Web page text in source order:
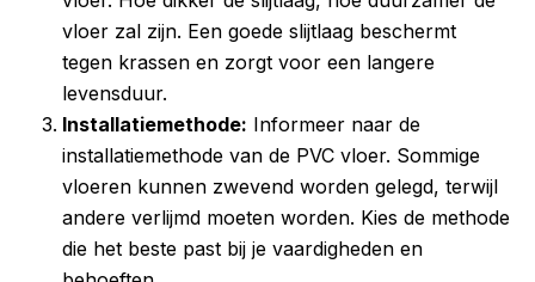
vloer zal zijn. Een goede slijtlaag beschermt
tegen krassen en zorgt voor een langere
levensduur.
Installatiemethode: Informeer naar de
installatiemethode van de PVC vloer. Sommige
vloeren kunnen zwevend worden gelegd, terwijl
andere verlijmd moeten worden. Kies de methode
die het beste past bij je vaardigheden en